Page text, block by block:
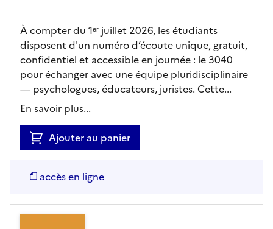
À compter du 1ᵉʳ juillet 2026, les étudiants
disposent d'un numéro d’écoute unique, gratuit,
confidentiel et accessible en journée : le 3040
pour échanger avec une équipe pluridisciplinaire
— psychologues, éducateurs, juristes. Cette...
En savoir plus...
Ajouter au panier
accès en ligne